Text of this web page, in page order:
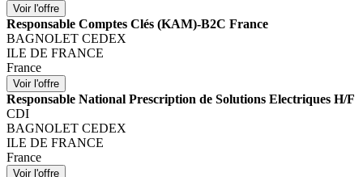
Responsable Comptes Clés (KAM)-B2C France
BAGNOLET CEDEX
ILE DE FRANCE
France
Responsable National Prescription de Solutions Electriques H/F
CDI
BAGNOLET CEDEX
ILE DE FRANCE
France